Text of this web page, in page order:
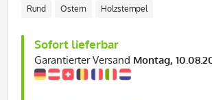
Rund Ostern Holzstempel
Sofort lieferbar
Garantierter Versand Montag,